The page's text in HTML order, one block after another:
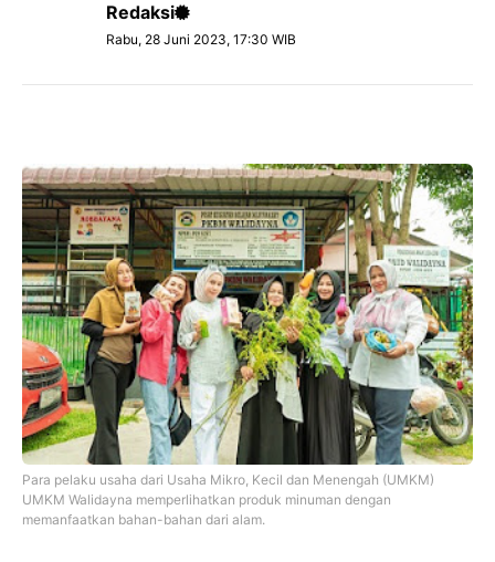
Redaksi
Rabu, 28 Juni 2023, 17:30 WIB
Para pelaku usaha dari Usaha Mikro, Kecil dan Menengah (UMKM)
UMKM Walidayna memperlihatkan produk minuman dengan
memanfaatkan bahan-bahan dari alam.